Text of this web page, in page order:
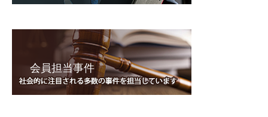
会員担当事件